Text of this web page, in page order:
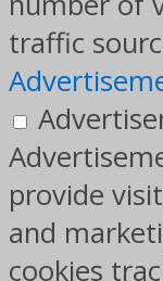
traffic
provide
and
cookies